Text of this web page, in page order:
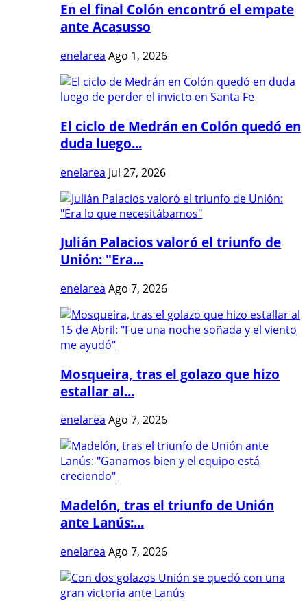
En el final Colón encontró el empate
ante Acasusso
enelarea Ago 1, 2026
El ciclo de Medrán en Colón quedó en
duda luego...
enelarea Jul 27, 2026
Julián Palacios valoró el triunfo de
Unión: "Era...
enelarea Ago 7, 2026
Mosqueira, tras el golazo que hizo
estallar al...
enelarea Ago 7, 2026
Madelón, tras el triunfo de Unión
ante Lanús:...
enelarea Ago 7, 2026